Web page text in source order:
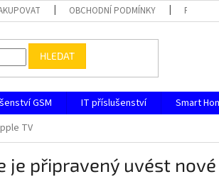
OBCHODNÍ PODMÍNKY
HLEDAT
GSM IT příslušenství Smart
TV
je připravený uvést